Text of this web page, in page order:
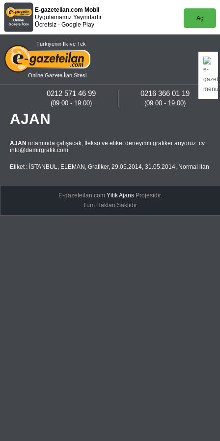
E-gazeteilan.com Mobil
Uygulamamız Yayındadır.
Ücretsiz - Google Play
Aç
Türkiyenin İlk ve Tek
Online Gazete İlan Sitesi
0216 366 01 19
(09:00 - 19:00)
0212 571 46 99
(09:00 - 19:00)
AJAN
AJAN ortamında çalışacak, flekso ve etiket deneyimli grafiker ariyoruz. cv
info@demirgrafik.com
Etiket : İSTANBUL, ELEMAN , Grafiker, 29.05.2014, 31.05.2014, Normal ilan
E-gazeteilan.comYitik Ajans Projesidir.
Tüm Hakları Saklıdır.